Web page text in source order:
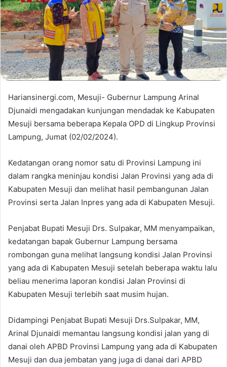
Hariansinergi.com, Mesuji- Gubernur Lampung Arinal
Djunaidi mengadakan kunjungan mendadak ke Kabupaten
Mesuji bersama beberapa Kepala OPD di Lingkup Provinsi
Lampung, Jumat (02/02/2024).
Kedatangan orang nomor satu di Provinsi Lampung ini
dalam rangka meninjau kondisi Jalan Provinsi yang ada di
Kabupaten Mesuji dan melihat hasil pembangunan Jalan
Provinsi serta Jalan Inpres yang ada di Kabupaten Mesuji.
Penjabat Bupati Mesuji Drs. Sulpakar, MM menyampaikan,
kedatangan bapak Gubernur Lampung bersama
rombongan guna melihat langsung kondisi Jalan Provinsi
yang ada di Kabupaten Mesuji setelah beberapa waktu lalu
beliau menerima laporan kondisi Jalan Provinsi di
Kabupaten Mesuji terlebih saat musim hujan.
Didampingi Penjabat Bupati Mesuji Drs.Sulpakar, MM,
Arinal Djunaidi memantau langsung kondisi jalan yang di
danai oleh APBD Provinsi Lampung yang ada di Kabupaten
Mesuji dan dua jembatan yang juga di danai dari APBD